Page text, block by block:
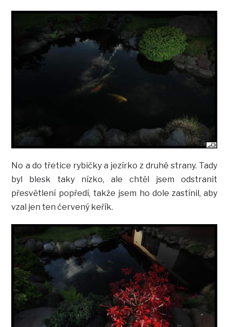
No a do třetice rybičky a jezírko z druhé strany. Tady
byl blesk taky nízko, ale chtěl jsem odstranit
přesvětlení popředí, takže jsem ho dole zastínil, aby
vzal jen ten červený keřík.